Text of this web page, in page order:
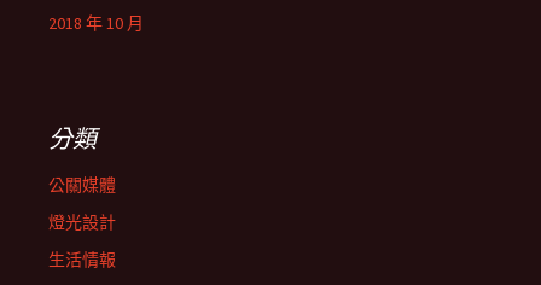
2018 年 10 月
分類
公關媒體
燈光設計
生活情報